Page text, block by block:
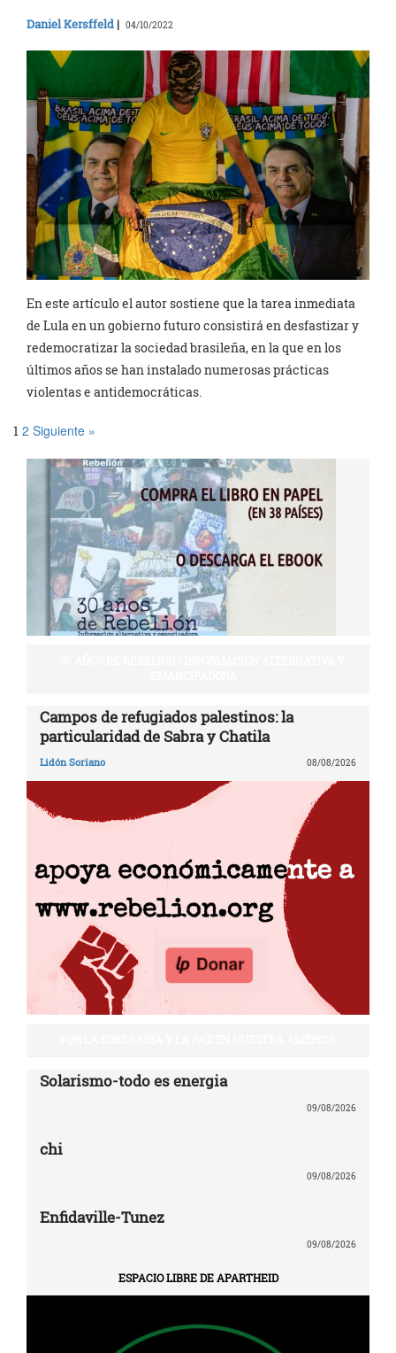
Daniel Kersffeld | 04/10/2022
En este artículo el autor sostiene que la tarea inmediata
de Lula en un gobierno futuro consistirá en desfastizar y
redemocratizar la sociedad brasileña, en la que en los
últimos años se han instalado numerosas prácticas
violentas e antidemocráticas.
1 2 Siguiente »
Campos de refugiados palestinos: la
particularidad de Sabra y Chatila
Lidón Soriano 08/08/2026
Solarismo-todo es energia
09/08/2026
chi
09/08/2026
Enfidaville-Tunez
09/08/2026
ESPACIO LIBRE DE APARTHEID